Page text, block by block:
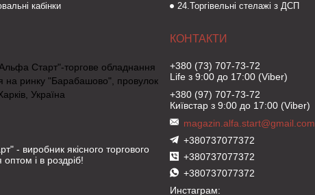
кабінки
24.Торгівельні стелажі з ДСП
Старт"-торгове обладнання
на ринку "Барабашово", провулок
Україна
- виробник якісного торгового
і в роздріб!
+380 (73) 707-73-72
Life з 9:00 до 17:00 (Viber)
+380 (97) 707-73-72
Київстар з 9:00 до 17:00 (Viber)
magazin.alfa.start@gmail.com
+380737077372
+380737077372
+380737077372
Инстаграм